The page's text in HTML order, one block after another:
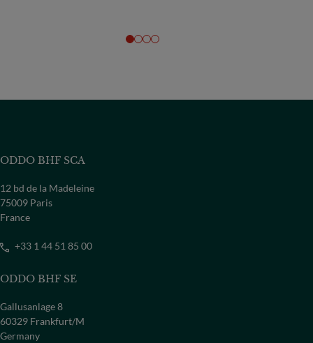
ODDO BHF SCA
12 bd de la Madeleine
75009 Paris
France
+33 1 44 51 85 00
ODDO BHF SE
Gallusanlage 8
60329 Frankfurt/M
Germany